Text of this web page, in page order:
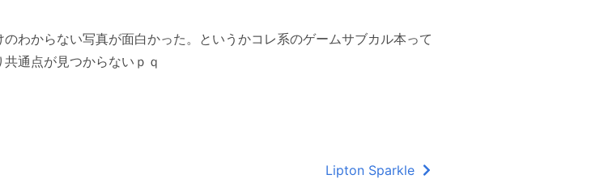
わからない写真が面白かった。というかコレ系のゲームサブカル本って
通点が見つからないｐｑ
Lipton Sparkle